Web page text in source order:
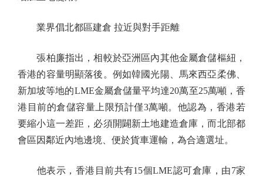
業界倡北都區建倉 拉近與對手距離
張柏廉指出，相較於亞洲區內其他金屬倉儲樞紐，
香港的容量明顯落後。例如韓國光陽、馬來西亞柔佛、
新加坡等地的LME金屬倉儲量平均達20萬至25萬噸，香
港目前的倉儲容量上限預計僅3萬噸。他認為，香港若
要縮小這一差距，必須開闢新土地建造倉庫，而北部都
會區因鄰近內地邊境、便於貨車運輸，為合適選址。
他表示，香港目前共有15個LME認可倉庫，由7家